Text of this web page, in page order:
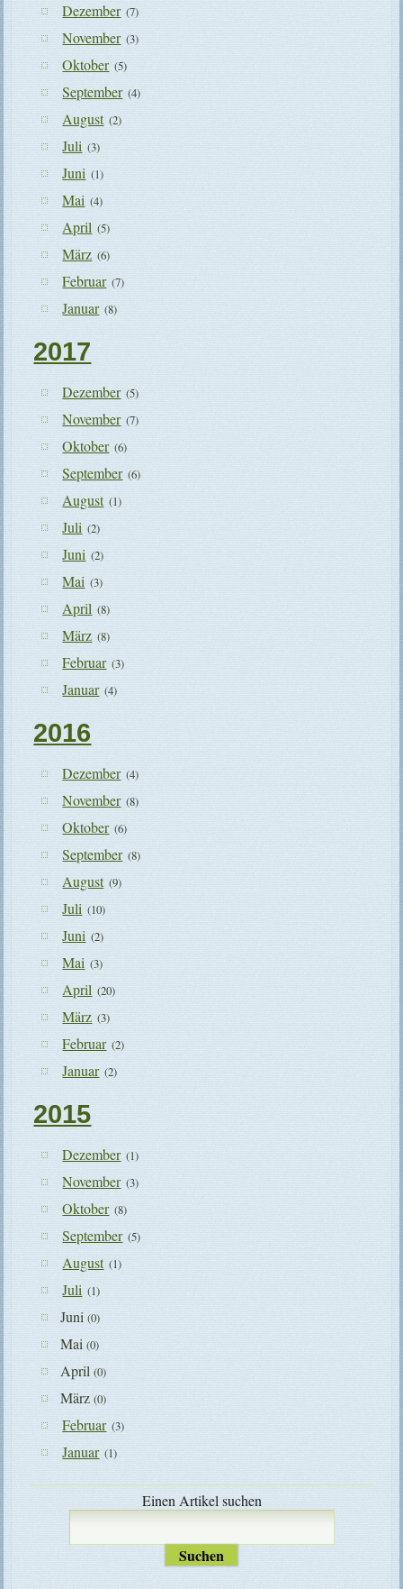
Dezember (7)
November (3)
Oktober (5)
September (4)
August (2)
Juli (3)
Juni (1)
Mai (4)
April (5)
März (6)
Februar (7)
Januar (8)
2017
Dezember (5)
November (7)
Oktober (6)
September (6)
August (1)
Juli (2)
Juni (2)
Mai (3)
April (8)
März (8)
Februar (3)
Januar (4)
2016
Dezember (4)
November (8)
Oktober (6)
September (8)
August (9)
Juli (10)
Juni (2)
Mai (3)
April (20)
März (3)
Februar (2)
Januar (2)
2015
Dezember (1)
November (3)
Oktober (8)
September (5)
August (1)
Juli (1)
Juni(0)
Mai(0)
April(0)
März(0)
Februar (3)
Januar (1)
Einen Artikel suchen